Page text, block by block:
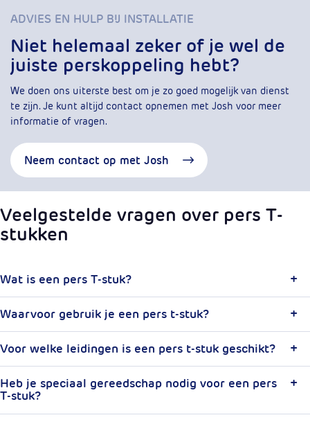
ADVIES EN HULP BIJ INSTALLATIE
Niet helemaal zeker of je wel de
juiste perskoppeling hebt?
We doen ons uiterste best om je zo goed mogelijk van dienst
te zijn. Je kunt altijd contact opnemen met Josh voor meer
informatie of vragen.
Neem contact op met Josh
Veelgestelde vragen over pers T-
stukken
Wat is een pers T-stuk?
Waarvoor gebruik je een pers t-stuk?
Voor welke leidingen is een pers t-stuk geschikt?
Heb je speciaal gereedschap nodig voor een pers
T-stuk?